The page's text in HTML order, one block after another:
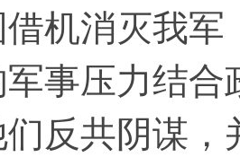
机消灭我
事压力结
反共阴谋